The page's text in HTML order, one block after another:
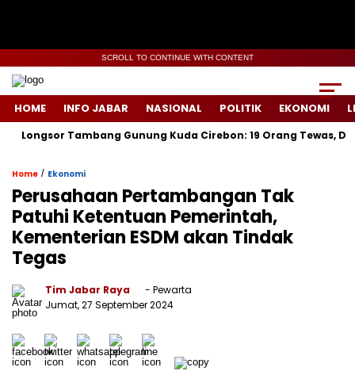
SCROLL TO CONTINUE WITH CONTENT
HOME INFO JABAR NASIONAL POLITIK EKONOMI
Tambang Gunung Kuda Cirebon: 19 Orang Tewas, Dua
Home / Ekonomi
Perusahaan Pertambangan Tak
Patuhi Ketentuan Pemerintah,
Kementerian ESDM akan Tindak
Tegas
Tim Jabar Raya
- Pewarta
Jumat, 27 September 2024